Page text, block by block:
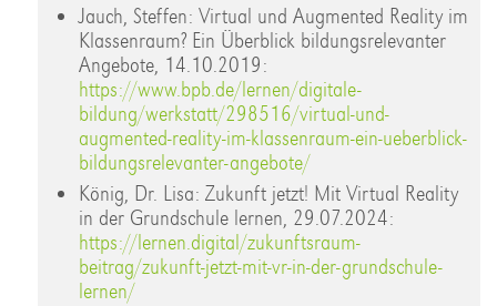
Jauch, Steffen: Virtual und Augmented Reality im
Klassenraum? Ein Überblick bildungsrelevanter
Angebote, 14.10.2019:
https://www.bpb.de/lernen/digitale-
bildung/werkstatt/298516/virtual-und-
augmented-reality-im-klassenraum-ein-ueberblick-
bildungsrelevanter-angebote/
König, Dr. Lisa: Zukunft jetzt! Mit Virtual Reality
in der Grundschule lernen, 29.07.2024:
https://lernen.digital/zukunftsraum-
beitrag/zukunft-jetzt-mit-vr-in-der-grundschule-
lernen/